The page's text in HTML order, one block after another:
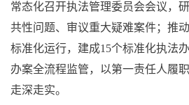
常态化召开执法管理委员会会议，
共性问题、审议重大疑难案件；推
标准化运行，建成15个标准化执法
办案全流程监管，以第一责任人履
走深走实。